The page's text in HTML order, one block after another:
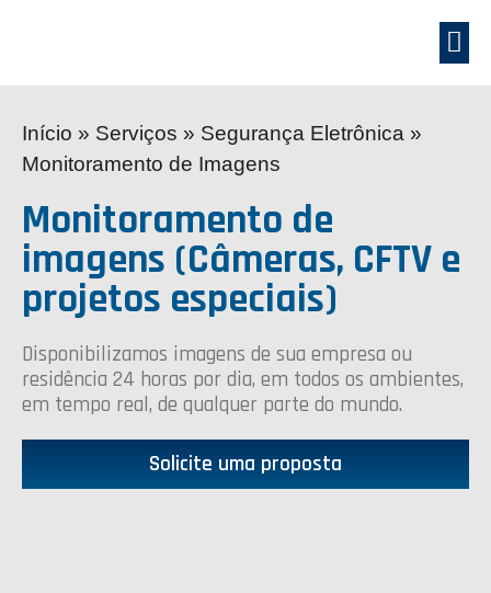
Início » Serviços » Segurança Eletrônica »
Monitoramento de Imagens
Monitoramento de
imagens (Câmeras, CFTV e
projetos especiais)
Disponibilizamos imagens de sua empresa ou
residência 24 horas por dia, em todos os ambientes,
em tempo real, de qualquer parte do mundo.
Solicite uma proposta